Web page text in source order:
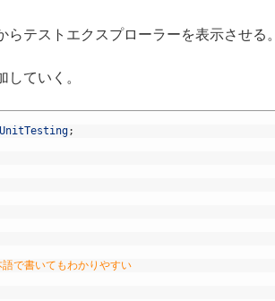
テストエクスプローラーを表示させる。
ていく。
UnitTesting;
で書いてもわかりやすい